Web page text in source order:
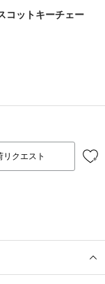
コットキーチェー
リクエスト